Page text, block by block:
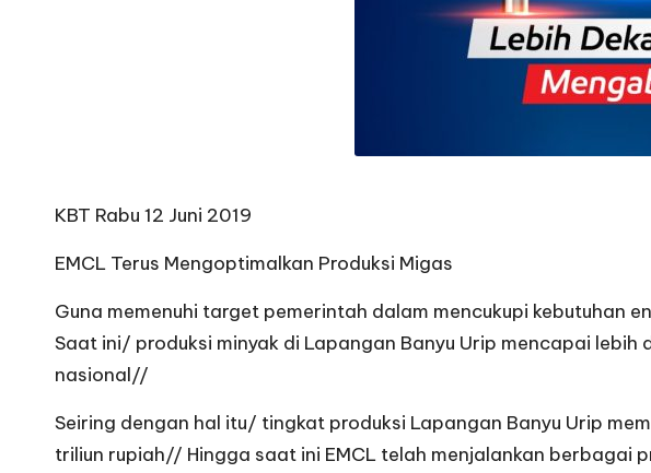
o
KBT Rabu 12 Juni 2019
EMCL Terus Mengoptimalkan Produksi Migas
Guna memenuhi target pemerintah dalam mencukupi kebutuhan
Saat ini/ produksi minyak di Lapangan Banyu Urip mencapai
nasional//
Seiring dengan hal itu/ tingkat produksi Lapangan Banyu Urip
triliun rupiah// Hingga saat ini EMCL telah menjalankan